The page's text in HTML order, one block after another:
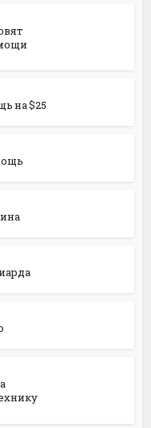
на $25